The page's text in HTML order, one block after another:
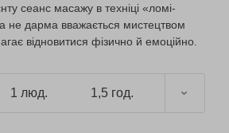
сеанс масажу в техніці «ломі-
не дарма вважається мистецтвом
відновитися фізично й емоційно.
1 люд. 1,5 год.